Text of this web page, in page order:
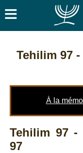
≡
Tehilim 97-
À la
Tehilim 97 -
97